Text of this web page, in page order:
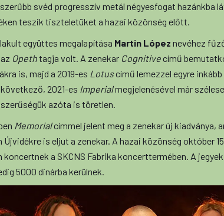
svéd progresszív metál négyesfogat hazánkba
teszik tiszteletüket a hazai közönség előtt.
együttes megalapítása Martin López nevéhez
Opethtagja volt. A zenekar Cognitivecímű
is, majd a 2019-es Lotuscímű lemezzel egyre
2021-es Imperialmegjelenésével már
azóta is töretlen.
Memorialcímmel jelent meg a zenekar új kiadványa,
is eljut a zenekar. A hazai közönség október
a SKCNS Fabrika koncerttermében. A
5000 dinárba kerülnek.